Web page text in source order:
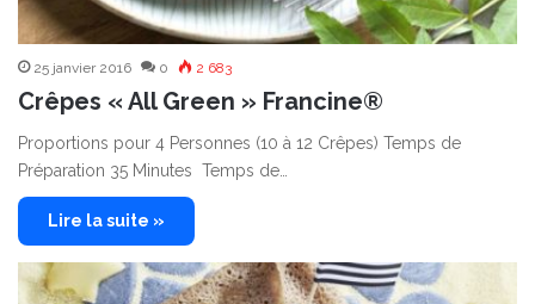
25 janvier 2016 0 2 683
Crêpes « All Green » Francine®
Proportions pour 4 Personnes (10 à 12 Crêpes) Temps de
Préparation 35 Minutes Temps de…
Lire la suite »